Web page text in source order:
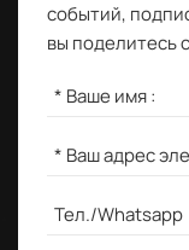
событий,
вы поделитесь